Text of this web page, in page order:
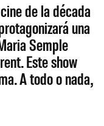
de la década
una
Semple
Este show
A todo o nada,